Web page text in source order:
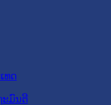
ທດ
ະມົນຕີ